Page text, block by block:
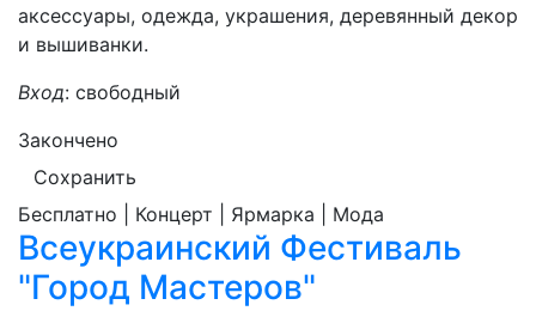
аксессуары, одежда, украшения, деревянный декор
и вышиванки.
Вход: свободный
Закончено
Сохранить
Бесплатно | Концерт | Ярмарка | Мода
Всеукраинский Фестиваль
"Город Мастеров"